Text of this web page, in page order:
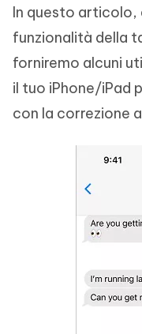
In questo articolo,
funzionalità della
forniremo alcuni
il tuo iPhone/iPad
con la correzione